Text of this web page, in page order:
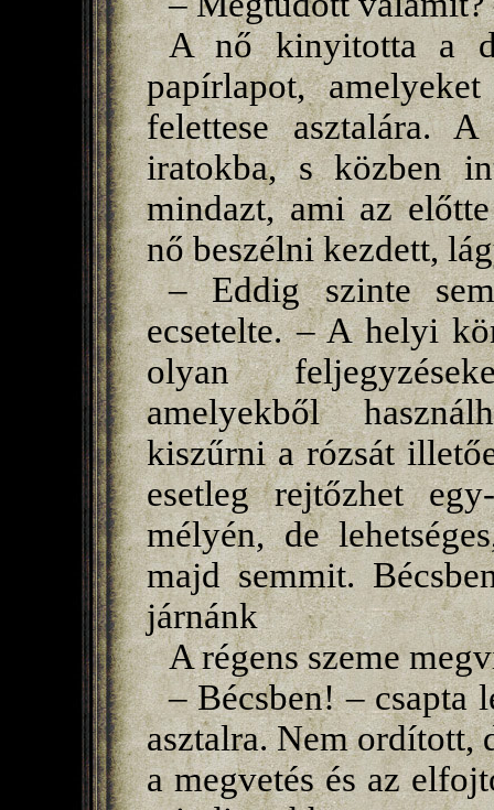
A nő kinyitotta a
papírlapot,
felettese asztalára.
iratokba, s közben
mindazt, ami az
nő beszélni kezdett,
– Eddig szinte
ecsetelte. – A helyi
olyan
amelyekből
kiszűrni a rózsát
esetleg rejtőzhet
mélyén, de
majd semmit.
járnánk
A régens szeme
– Bécsben! – csapta
asztalra. Nem ordított,
a megvetés és az